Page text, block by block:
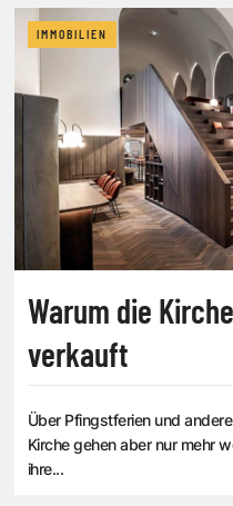
IMMOBILIEN
Warum die
verkauft
Über Pfingstferien und
Kirche gehen aber nur mehr
ihre...